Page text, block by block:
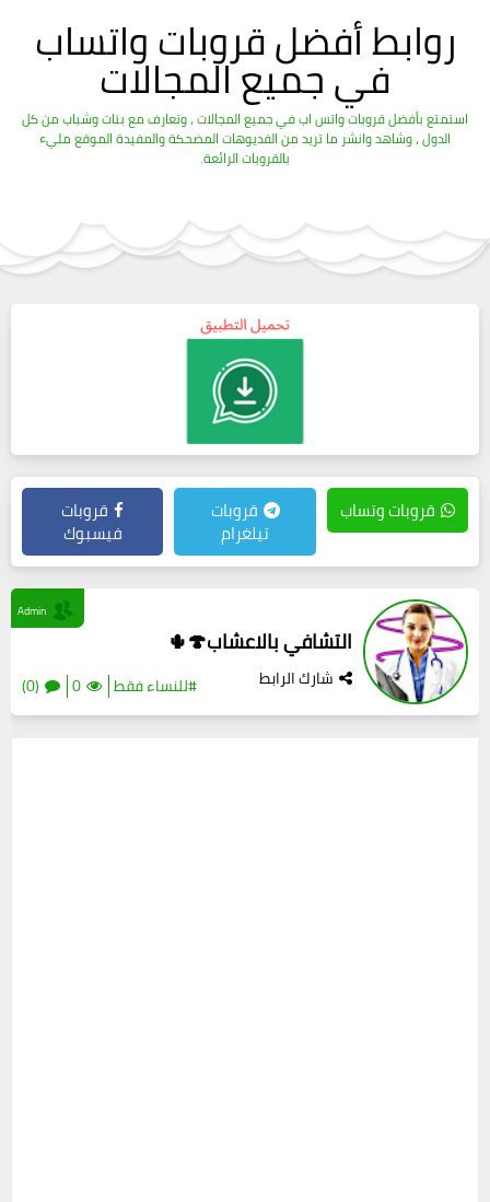
روابط أفضل قروبات واتساب
في جميع المجالات
استمتع بأفضل قروبات واتس اب في جميع المجالات ، وتعارف مع بنات وشباب من كل
الدول ، وشاهد وانشر ما تريد من الفديوهات المضحكة والمفيدة الموقع مليء
بالقروبات الرائعة.
قروبات وتساب قروبات
تيلغرام
قروبات
فيسبوك
التشافي بالاعشاب🍄🌵
شارك الرابط #للنساء فقط 0
(0)
Admin